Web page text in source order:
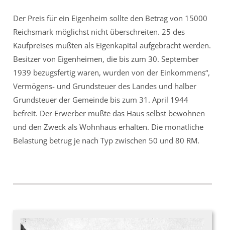
Der Preis für ein Eigenheim sollte den Betrag von 15000
Reichsmark möglichst nicht überschreiten. 25 des
Kaufpreises mußten als Eigenkapital aufgebracht werden.
Besitzer von Eigenheimen, die bis zum 30. September
1939 bezugsfertig waren, wurden von der Einkommens“,
Vermögens- und Grundsteuer des Landes und halber
Grundsteuer der Gemeinde bis zum 31. April 1944
befreit. Der Erwerber mußte das Haus selbst bewohnen
und den Zweck als Wohnhaus erhalten. Die monatliche
Belastung betrug je nach Typ zwischen 50 und 80 RM.